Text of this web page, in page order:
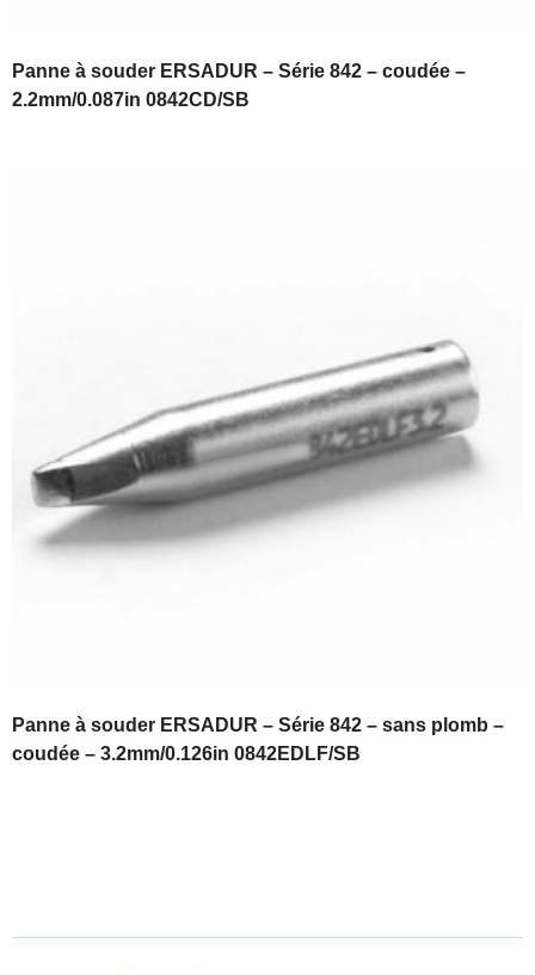
Panne à souder ERSADUR – Série 842 – coudée –
2.2mm/0.087in 0842CD/SB
Panne à souder ERSADUR – Série 842 – sans plomb –
coudée – 3.2mm/0.126in 0842EDLF/SB